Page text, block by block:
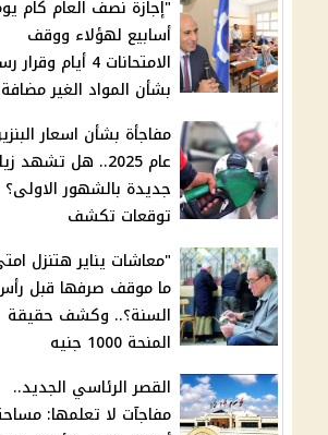
أسابيع لهؤلاء ووقف
الامتحانات 4 أيام
بشأن المواد الغير مضافة
مفاجأة بشأن اسعار
عام 2025.. هل تشهد
جديدة بالشهور الاولى؟
توقعات تكشف
"معاشات يناير هتنزل
ما موقف صرفها قبل
السنة؟.. وكشف حقيقة
المنحة 1000 جنيه
القصر الرئاسي الجديد..
مفاجآت لا تعلمها: